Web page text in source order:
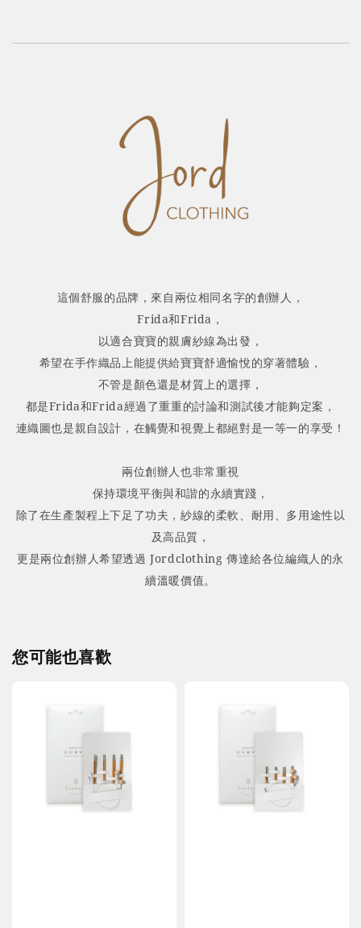
這個舒服的品牌，來自兩位相同名字的創辦人，
Frida和Frida ，
以適合寶寶的親膚紗線為出發，
希望在手作織品上能提供給寶寶舒適愉悅的穿著體驗，
不管是顏色還是材質上的選擇，
都是Frida和Frida經過了重重的討論和測試後才能夠定案，
連織圖也是親自設計， 在觸覺和視覺上都絕對是一等一的享受！
兩位創辦人也非常重視
保持環境平衡與和諧的永續實踐，
除了在生產製程上下足了功夫，紗線的柔軟、耐用、多用途性以
及高品質，
更是兩位創辦人希望透過 Jordclothing 傳達給各位編織人的永
續溫暖價值。
您可能也喜歡